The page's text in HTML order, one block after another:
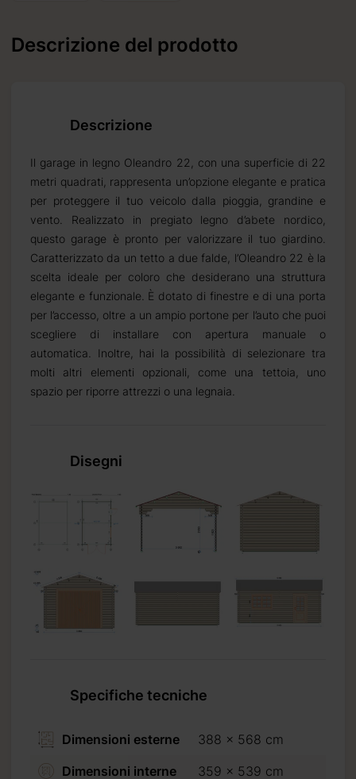
Descrizione del prodotto
Descrizione
Il garage in legno Oleandro 22, con una superficie di 22
metri quadrati, rappresenta un’opzione elegante e pratica
per proteggere il tuo veicolo dalla pioggia, grandine e
vento. Realizzato in pregiato legno d’abete nordico,
questo garage è pronto per valorizzare il tuo giardino.
Caratterizzato da un tetto a due falde, l’Oleandro 22 è la
scelta ideale per coloro che desiderano una struttura
elegante e funzionale. È dotato di finestre e di una porta
per l’accesso, oltre a un ampio portone per l’auto che puoi
scegliere di installare con apertura manuale o
automatica. Inoltre, hai la possibilità di selezionare tra
molti altri elementi opzionali, come una tettoia, uno
spazio per riporre attrezzi o una legnaia.
Disegni
Specifiche tecniche
Dimensioni esterne
388 x 568 cm
Dimensioni interne
359 x 539 cm